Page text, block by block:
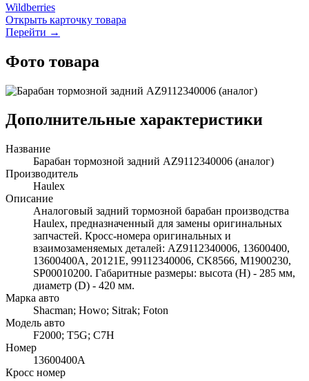
Wildberries
Открыть карточку товара
Перейти →
Фото товара
Дополнительные характеристики
Название
Барабан тормозной задний AZ9112340006 (аналог)
Производитель
Haulex
Описание
Аналоговый задний тормозной барабан производства
Haulex, предназначенный для замены оригинальных
запчастей. Кросс-номера оригинальных и
взаимозаменяемых деталей: AZ9112340006, 13600400,
13600400A, 20121E, 99112340006, CK8566, M1900230,
SP00010200. Габаритные размеры: высота (H) - 285 мм,
диаметр (D) - 420 мм.
Марка авто
Shacman; Howo; Sitrak; Foton
Модель авто
F2000; T5G; C7H
Номер
13600400A
Кросс номер